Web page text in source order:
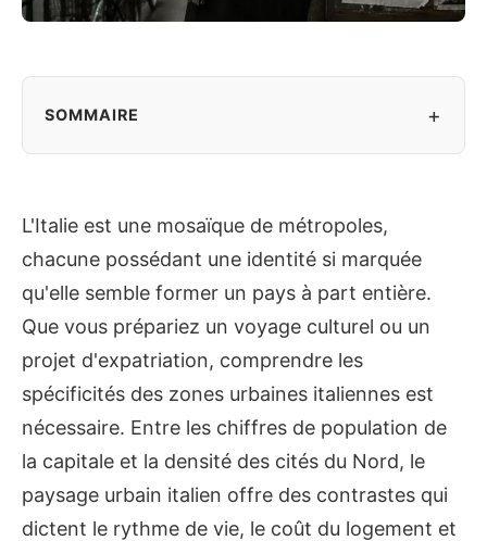
SOMMAIRE +
L'Italie est une mosaïque de métropoles,
chacune possédant une identité si marquée
qu'elle semble former un pays à part entière.
Que vous prépariez un voyage culturel ou un
projet d'expatriation, comprendre les
spécificités des zones urbaines italiennes est
nécessaire. Entre les chiffres de population de
la capitale et la densité des cités du Nord, le
paysage urbain italien offre des contrastes qui
dictent le rythme de vie, le coût du logement et